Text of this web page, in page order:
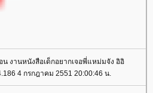
งานหนังสือเด็กอยากเจอพี่แหม่มจัง อิอิ
4 กรกฎาคม 2551 20:00:46 น.